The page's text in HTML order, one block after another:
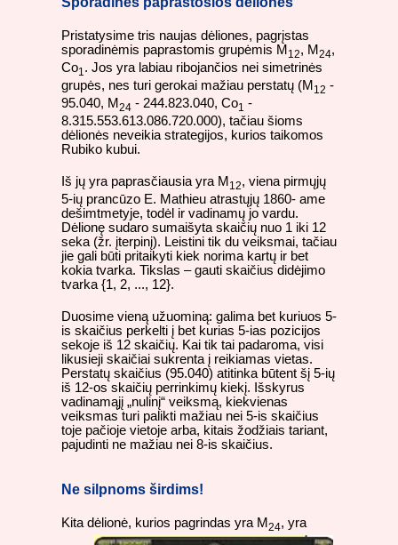
Pristatysime tris naujas dėliones, pagrįstas
sporadinėmis paprastomis grupėmis M 12, M 24,
Co1. Jos yra labiau ribojančios nei simetrinės
grupės, nes turi gerokai mažiau perstatų (M 12 -
95.040, M 24 - 244.823.040, Co1 -
8.315.553.613.086.720.000), tačiau šioms
dėlionės neveikia strategijos, kurios taikomos
Rubiko kubui.
Iš jų yra paprasčiausia yra M 12, viena pirmųjų
5-ių prancūzo E. Mathieu atrastųjų 1860- ame
dešimtmetyje, todėl ir vadinamų jo vardu.
Dėlionę sudaro sumaišyta skaičių nuo 1 iki 12
seka (žr. įterpinį). Leistini tik du veiksmai, tačiau
jie gali būti pritaikyti kiek norima kartų ir bet
kokia tvarka. Tikslas – gauti skaičius didėjimo
tvarka {1, 2, ..., 12}.
Duosime vieną užuominą: galima bet kuriuos 5-
is skaičius perkelti į bet kurias 5-ias pozicijos
sekoje iš 12 skaičių. Kai tik tai padaroma, visi
likusieji skaičiai sukrenta į reikiamas vietas.
Perstatų skaičius (95.040) atitinka būtent šį 5-ių
iš 12-os skaičių perrinkimų kiekį. Išskyrus
vadinamąjį „nulinį“ veiksmą, kiekvienas
veiksmas turi palikti mažiau nei 5-is skaičius
toje pačioje vietoje arba, kitais žodžiais tariant,
pajudinti ne mažiau nei 8-is skaičius.
Ne silpnoms širdims!
Kita dėlionė, kurios pagrindas yra M 24, yra